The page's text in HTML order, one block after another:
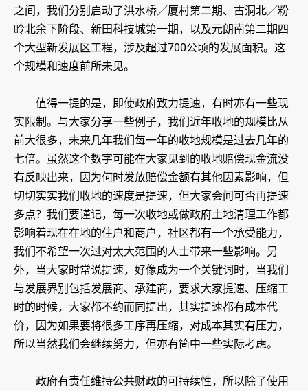
之间，我们分别启动了洪水桥／厦村第二期、古洞北／粉
岭北余下阶段、新田科技城第一期，以及元朗南第二期四
个大型新发展区工程，涉及超过700公顷的发展面积。这
个规模和速度前所未见。
值得一提的是，即使政府致力提速，有时亦有一些现
实限制。与大家分享一些例子，我们近年收地的规模比从
前大很多，未来几年我们每一年的收地规模是过去几年的
七倍。虽然这个数字可能在大家见到的收地赔偿现金流没
有反映出来，因为何时发放赔偿金额有其他因素影响，但
切切实实我们收地的速度是提速，但大家会问可否再提速
多点？我们要谨记，每一次收地或做政府土地清理工作都
影响着现在在地的住户和商户，社区都有一个承受能力，
我们不希望一次过对太大范围的人士带来一些影响。另
外，当大家时常说提速，好像成为一个关键词时，当我们
与发展界别包括发展商、承建商，要求大家提速、压缩工
时的时候，大家都不约而同提出，其实提速都有成本代
价，因为如果要将很多工序再压缩，对成本其实有压力，
所以当然我们会继续努力，但亦有箇中一些实际考虑。
政府有责任维持公共财政的可持续性，所以除了使用